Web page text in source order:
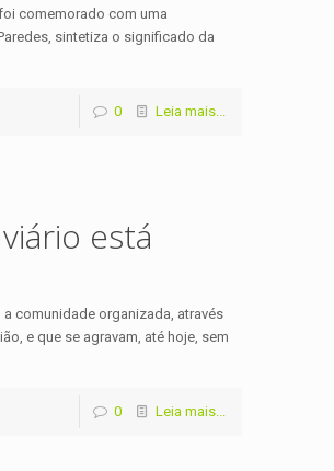
comemorado com uma
sintetiza o significado da
0 Leia mais...
está
comunidade organizada, através
e que se agravam, até hoje, sem
0 Leia mais...